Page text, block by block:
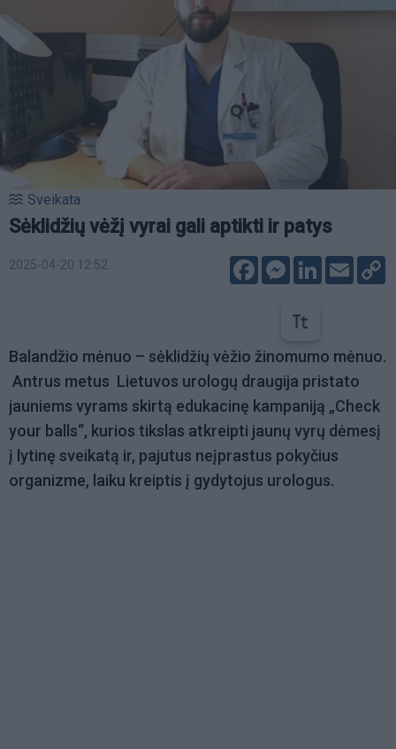
Sveikata
Sėklidžių vėžį vyrai gali aptikti ir patys
2025-04-20 12:52 FacebookMessenger
LinkedIn
Email
Balandžio mėnuo – sėklidžių vėžio žinomumo mėnuo.
Antrus metus Lietuvos urologų draugija pristato
jauniems vyrams skirtą edukacinę kampaniją „Check
your balls“, kurios tikslas atkreipti jaunų vyrų dėmesį
į lytinę sveikatą ir, pajutus neįprastus pokyčius
organizme, laiku kreiptis į gydytojus urologus.